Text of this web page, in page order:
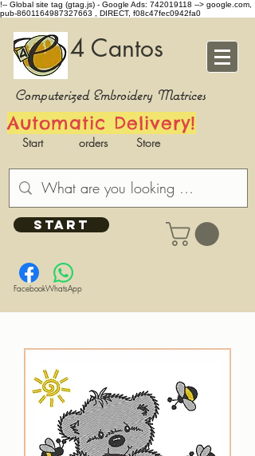
!-- Global site tag (gtag.js) - Google Ads: 742019118 --> google.com,
pub-8601164987327663 , DIRECT, f08c47fec0942fa0
4 Cantos
Computerized Embroidery Matrices
Automatic Delivery!
Start orders Store
START
FacebookWhatsApp